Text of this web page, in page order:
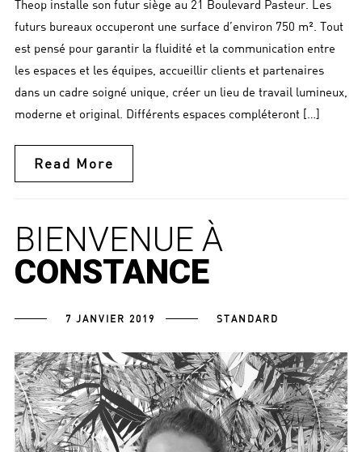
Theop installe son futur siège au 21 Boulevard Pasteur. Les
futurs bureaux occuperont une surface d’environ 750 m². Tout
est pensé pour garantir la fluidité et la communication entre
les espaces et les équipes, accueillir clients et partenaires
dans un cadre soigné unique, créer un lieu de travail lumineux,
moderne et original. Différents espaces compléteront […]
Read More
BIENVENUE À
CONSTANCE
7 JANVIER 2019 STANDARD